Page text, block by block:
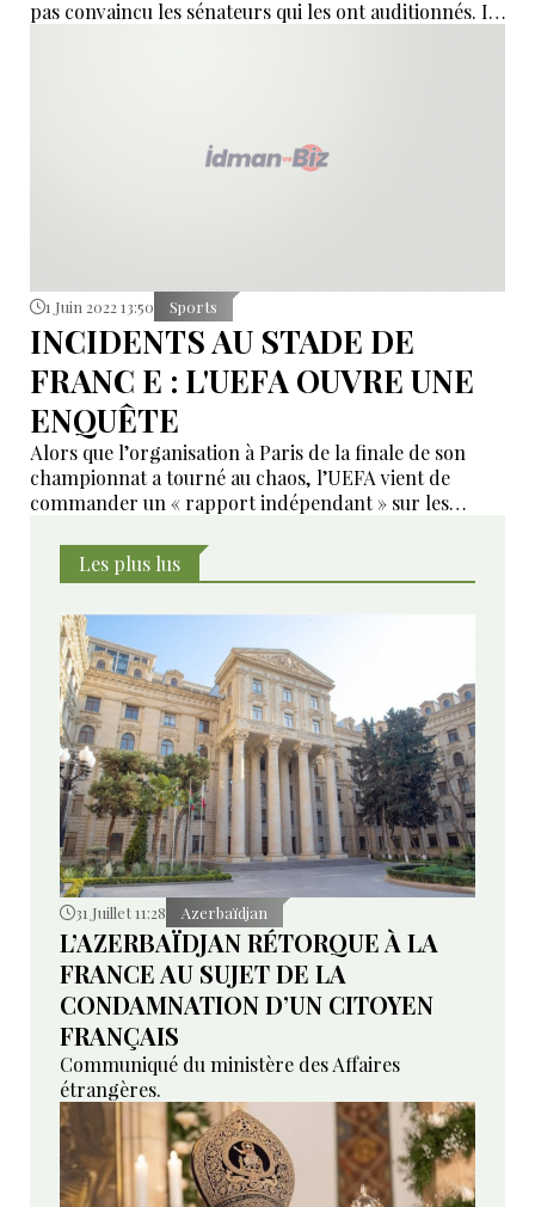
pas convaincu les sénateurs qui les ont auditionnés. Il
1 Juin 2022 13:50 Sports
INCIDENTS AU STADE DE
FRANC E : L'UEFA OUVRE UNE
ENQUÊTE
Alors que l’organisation à Paris de la finale de son
championnat a tourné au chaos, l’UEFA vient de
commander un « rapport indépendant » sur les
Les plus lus
31 Juillet 11:28 Azerbaïdjan
L’AZERBAÏDJAN RÉTORQUE À LA
FRANCE AU SUJET DE LA
CONDAMNATION D’UN CITOYEN
FRANÇAIS
Communiqué du ministère des Affaires
étrangères.